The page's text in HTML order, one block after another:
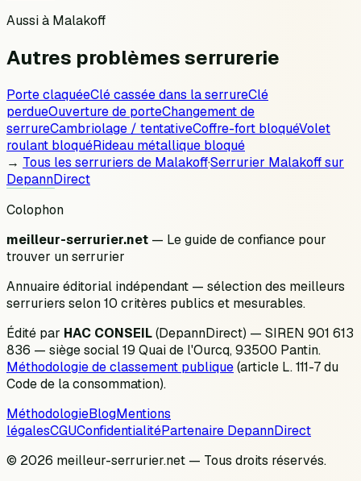
Aussi à Malakoff
Autres problèmesserrurerie
Porte claquéeClé cassée dans la serrureClé
perdueOuverture de porteChangement de
serrureCambriolage / tentativeCoffre-fort bloquéVolet
roulant bloquéRideau métallique bloqué
→ Tous les serruriers de Malakoff·Serrurier Malakoffsur
DepannDirect
Colophon
meilleur-serrurier.net — Le guide de confiance pour
trouver un serrurier
Annuaire éditorial indépendant — sélection des meilleurs
serruriers selon 10 critères publics et mesurables.
Édité par HAC CONSEIL(DepannDirect) — SIREN 901 613
836 — siège social 19 Quai de l'Ourcq, 93500 Pantin.
Méthodologie de classement publique(article L. 111-7 du
Code de la consommation).
MéthodologieBlogMentions
légalesCGUConfidentialitéPartenaire DepannDirect
© 2026 meilleur-serrurier.net — Tous droits réservés.